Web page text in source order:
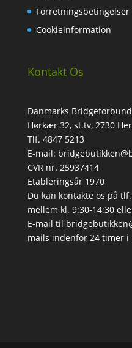
Forretningsbetingelser
Cookieinformation
Kontakt Os
Danmarks Bridgeforbund
Hørkær 32, st.tv, 2730
Tlf. 4847 5213
E-mail:
CVR nr. 25937414
Etableringsår 1970
Du kan kontakte os på
mellem kl. 9:30-14:30
E-mail til
mails indenfor 24 timer i